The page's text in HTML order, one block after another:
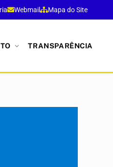
Webmail Mapa do Site
TRANSPARÊNCIA